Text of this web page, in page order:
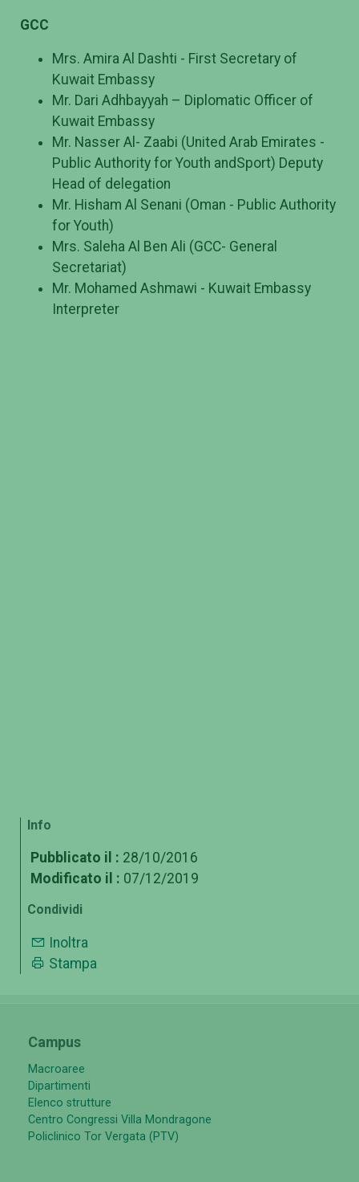
GCC
Mrs. Amira Al Dashti - First Secretary of
Kuwait Embassy
Mr. Dari Adhbayyah – Diplomatic Officer of
Kuwait Embassy
Mr. Nasser Al- Zaabi (United Arab Emirates -
Public Authority for Youth andSport) Deputy
Head of delegation
Mr. Hisham Al Senani (Oman - Public Authority
for Youth)
Mrs. Saleha Al Ben Ali (GCC- General
Secretariat)
Mr. Mohamed Ashmawi - Kuwait Embassy
Interpreter
Info
Pubblicato il : 28/10/2016
Modificato il : 07/12/2019
Condividi
Inoltra
Stampa
Campus
Macroaree
Dipartimenti
Elenco strutture
Centro Congressi Villa Mondragone
Policlinico Tor Vergata (PTV)